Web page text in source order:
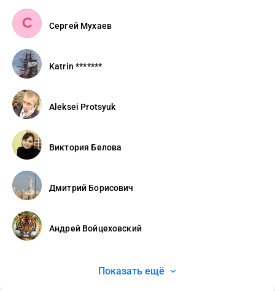
Сергей Мухаев
Katrin *******
Aleksei Protsyuk
Виктория Белова
Дмитрий Борисович
Андрей Войцеховский
Показать ещё